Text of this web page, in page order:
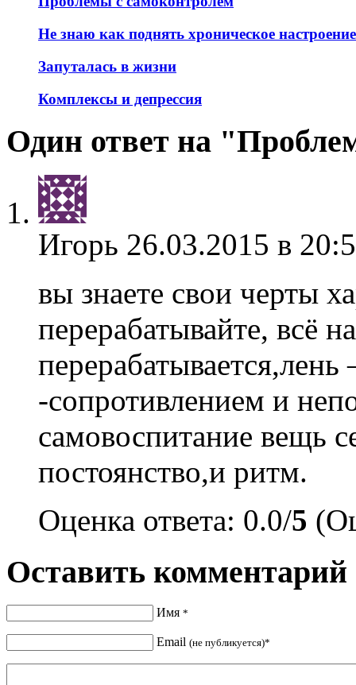
Не знаю как поднять хроническое настроение
Запуталась в жизни
Комплексы и депрессия
Один ответ на
Игорь 26.03.2015 в
вы знаете свои черты
перерабатывайте, всё
-сопротивлением и
самовоспитание вещь
постоянство,и ритм.
Оценка ответа: 0.0/5
Оставить комментарий
Имя *
Email (не публикуется)*